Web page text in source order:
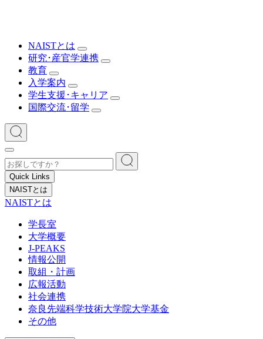
NAISTとは
研究･産官学連携
教育
入学案内
学生支援･キャリア
国際交流･留学
Quick Links
NAISTとは
NAISTとは
学長室
大学概要
J-PEAKS
情報公開
取組・計画
広報活動
社会連携
奈良先端科学技術大学院大学基金
その他